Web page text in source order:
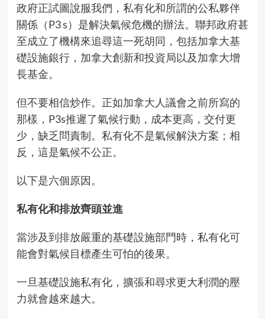
政府正試圖說服我們，私有化和所謂的公私夥伴
關係（P3 s）是解決氣候危機的辦法。聯邦政府甚
至成立了機構來追尋這一死胡同，包括加拿大基
礎設施銀行，加拿大創新和投資局以及加拿大增
長基金。
但不要相信炒作。正如加拿大人議會之前所寫的
那樣，P3s推遲了氣候行動，成本更高，交付更
少，缺乏問責制。私有化不是氣候解決方案；相
反，這是氣候不公正。
以下是六個原因。
私有化和排放齊頭並進
當涉及到排放嚴重的基礎設施部門時，私有化可
能會對氣候目標產生可怕的後果。
一旦基礎設施私有化，擴張和尋求更大利潤的壓
力就會越來越大。